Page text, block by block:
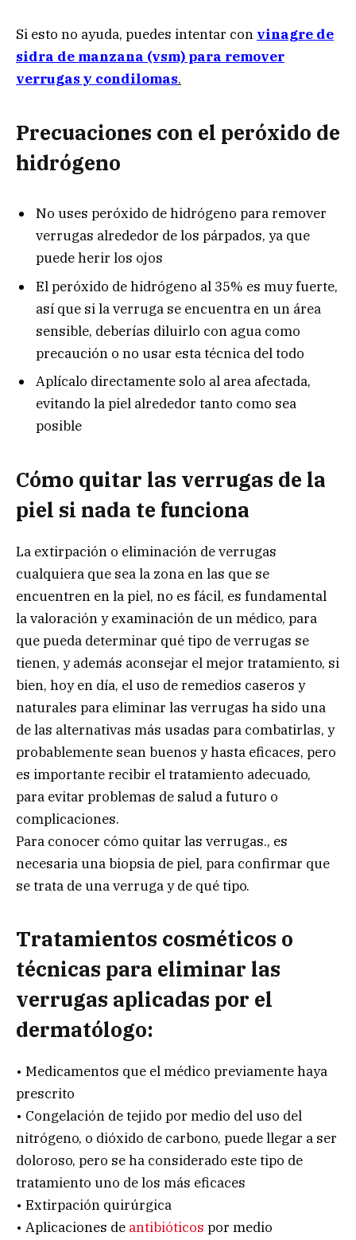
Si esto no ayuda, puedes intentar con vinagre de
sidra de manzana (vsm) para remover
verrugas y condilomas.
Precuaciones con el peróxido de
hidrógeno
No uses peróxido de hidrógeno para remover
verrugas alrededor de los párpados, ya que
puede herir los ojos
El peróxido de hidrógeno al 35% es muy fuerte,
así que si la verruga se encuentra en un área
sensible, deberías diluirlo con agua como
precaución o no usar esta técnica del todo
Aplícalo directamente solo al area afectada,
evitando la piel alrededor tanto como sea
posible
Cómo quitar las verrugas de la
piel si nada te funciona
La extirpación o eliminación de verrugas
cualquiera que sea la zona en las que se
encuentren en la piel, no es fácil, es fundamental
la valoración y examinación de un médico, para
que pueda determinar qué tipo de verrugas se
tienen, y además aconsejar el mejor tratamiento, si
bien, hoy en día, el uso de remedios caseros y
naturales para eliminar las verrugas ha sido una
de las alternativas más usadas para combatirlas, y
probablemente sean buenos y hasta eficaces, pero
es importante recibir el tratamiento adecuado,
para evitar problemas de salud a futuro o
complicaciones.
Para conocer cómo quitar las verrugas., es
necesaria una biopsia de piel, para confirmar que
se trata de una verruga y de qué tipo.
Tratamientos cosméticos o
técnicas para eliminar las
verrugas aplicadas por el
dermatólogo:
• Medicamentos que el médico previamente haya
prescrito
• Congelación de tejido por medio del uso del
nitrógeno, o dióxido de carbono, puede llegar a ser
doloroso, pero se ha considerado este tipo de
tratamiento uno de los más eficaces
• Extirpación quirúrgica
• Aplicaciones de antibióticos por medio